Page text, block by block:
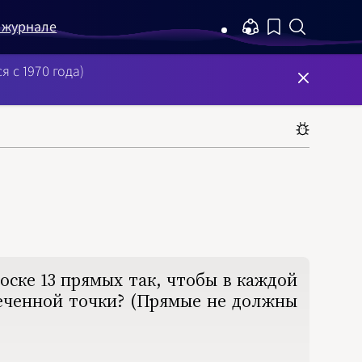
задач
тексту
с 1970 года)
13 прямых так, чтобы в каждой
точки? (Прямые не должны